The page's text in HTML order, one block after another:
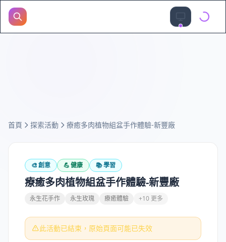
首頁 探索活動 療癒多肉植物組盆手作體驗-新豐廠
🎨創意 💪健康 📚學習
療癒多肉植物組盆手作體驗-新豐廠
永生花手作 永生玫瑰 療癒體驗 +10 更多
此活動已結束，原始頁面可能已失效